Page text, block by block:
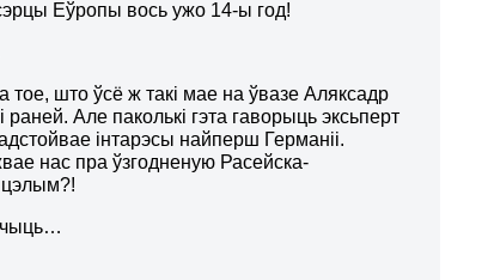
Еўропы вось ужо 14-ы год!
што ўсё ж такі мае на ўвазе Аляксадр
Але паколькі гэта гаворыць эксьперт
інтарэсы найперш Германіі.
нас пра ўзгодненую Расейска-
цэлым?!